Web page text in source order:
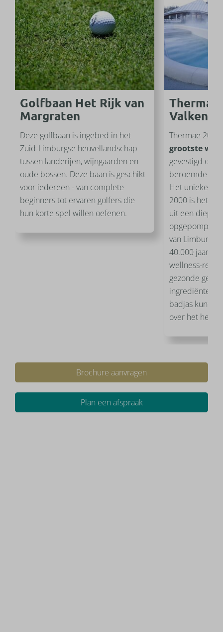
Golfbaan Het Rijk van
Margraten
Deze golfbaan is ingebed in het
Zuid-Limburgse heuvellandschap
tussen landerijen, wijngaarden en
oude bossen. Deze baan is geschikt
voor iedereen - van complete
beginners tot ervaren golfers die
hun korte spel willen oefenen.
Thermae
Thermae
grootste
gevestigd op
beroemde
Het unieke
2000 is het
uit een diepte
opgepompt
van Limburg,
40.000 jaar
wellness-
gezonde
ingrediënten,
badjas
over het
Brochure aanvragen
Plan een afspraak